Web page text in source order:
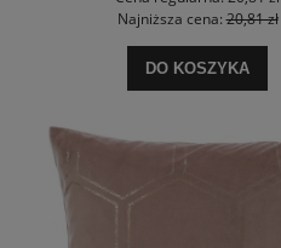
Najniższa cena:20,81 zł
DO KOSZYKA